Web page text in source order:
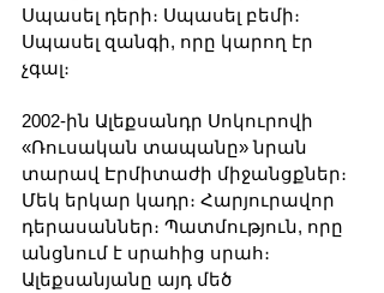
Սպասել դերի։ Սպասել բեմի։
Սպասել զանգի, որը կարող էր
չգալ։
2002-ին Ալեքսանդր Սոկուրովի
«Ռուսական տապանը» նրան
տարավ Էրմիտաժի միջանցքներ։
Մեկ երկար կադր։ Հարյուրավոր
դերասաններ։ Պատմություն, որը
անցնում է սրահից սրահ։
Ալեքսանյանը այդ մեծ